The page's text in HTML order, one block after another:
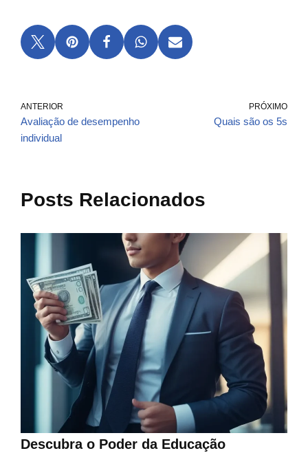
ANTERIOR
Avaliação de desempenho
individual
PRÓXIMO
Quais são os 5s
Posts Relacionados
Descubra o Poder da Educação